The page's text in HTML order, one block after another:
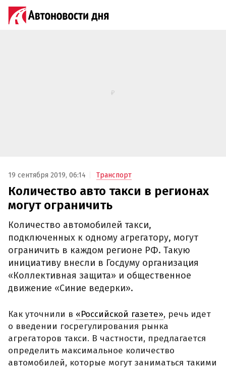
19 сентября 2019, 06:14 Транспорт
Количество авто такси в регионах
могут ограничить
Количество автомобилей такси,
подключенных к одному агрегатору, могут
ограничить в каждом регионе РФ. Такую
инициативу внесли в Госдуму организация
«Коллективная защита» и общественное
движение «Синие ведерки».
Как уточнили в «Российской газете», речь идет
о введении госрегулирования рынка
агрегаторов такси. В частности, предлагается
определить максимальное количество
автомобилей, которые могут заниматься такими